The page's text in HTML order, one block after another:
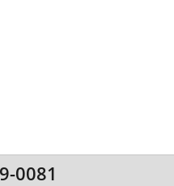
0081